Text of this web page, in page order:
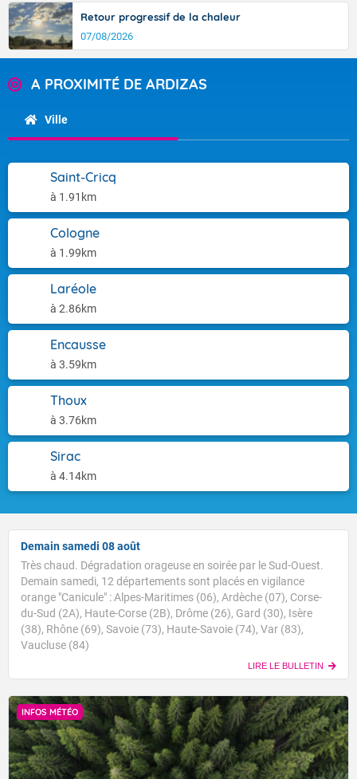
Retour progressif de la chaleur
07/08/2026
A PROXIMITÉ DE ARDIZAS
Ville
Saint-Cricq
à 1.91km
Cologne
à 1.99km
Laréole
à 2.86km
Encausse
à 3.59km
Thoux
à 3.76km
Sirac
à 4.14km
Demain samedi 08 août
Très chaud. Dégradation orageuse en soirée par le Sud-Ouest.
Demain samedi, 12 départements sont placés en vigilance
orange "Canicule" : Alpes-Maritimes (06), Ardèche (07), Corse-
du-Sud (2A), Haute-Corse (2B), Drôme (26), Gard (30), Isère
(38), Rhône (69), Savoie (73), Haute-Savoie (74), Var (83),
Vaucluse (84)
LIRE LE BULLETIN
INFOS MÉTÉO